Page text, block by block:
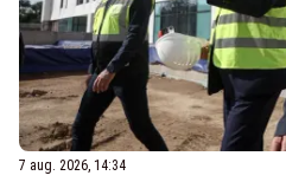
7 aug. 2026, 14:34